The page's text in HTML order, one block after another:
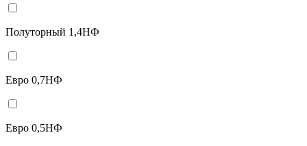
Полуторный 1,4НФ
Евро 0,7НФ
Евро 0,5НФ